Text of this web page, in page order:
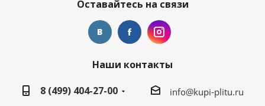
Оставайтесь на связи
Наши контакты
8 (499) 404-27-00
info@kupi-plitu.ru